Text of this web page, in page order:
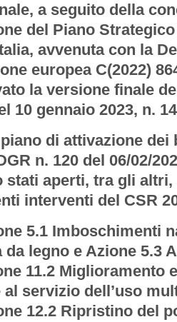
a seguito della
del Piano
avvenuta con la
europea C(2022)
la versione finale
10 gennaio 2023, n.
di attivazione dei
n. 120 del 06/02/
stati aperti, tra gli
interventi del CSR
5.1 Imboschimenti
legno e Azione 5.3
11.2 Miglioramento
servizio dell’uso
12.2 Ripristino del